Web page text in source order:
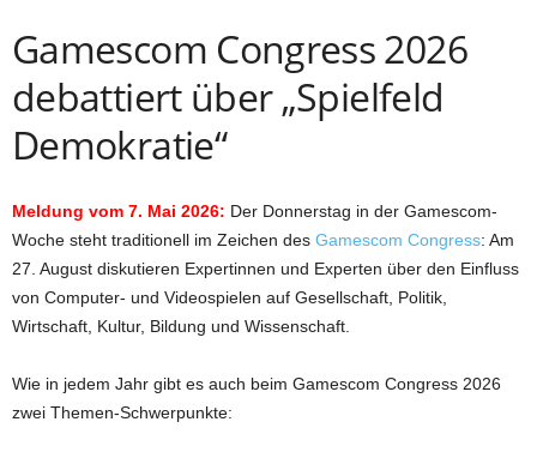
Gamescom Congress 2026
debattiert über „Spielfeld
Demokratie“
Meldung vom 7. Mai 2026: Der Donnerstag in der Gamescom-
Woche steht traditionell im Zeichen des Gamescom Congress: Am
27. August diskutieren Expertinnen und Experten über den Einfluss
von Computer- und Videospielen auf Gesellschaft, Politik,
Wirtschaft, Kultur, Bildung und Wissenschaft.
Wie in jedem Jahr gibt es auch beim Gamescom Congress 2026
zwei Themen-Schwerpunkte: